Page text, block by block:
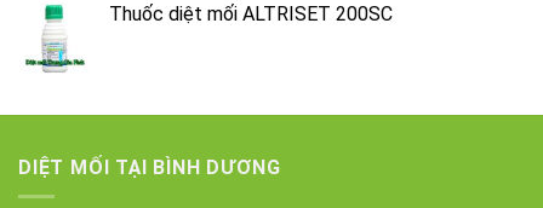
Thuốc diệt mối ALTRISET 200SC
DIỆT MỐI TẠI BÌNH DƯƠNG